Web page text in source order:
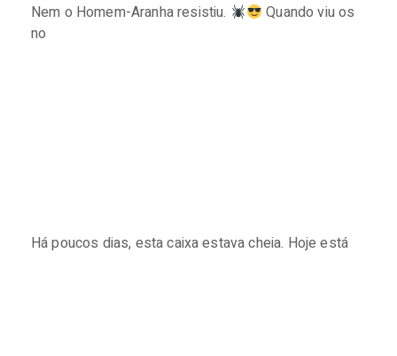
Nem o Homem-Aranha resistiu.
Quando viu os
no
Há poucos dias, esta caixa estava cheia. Hoje está